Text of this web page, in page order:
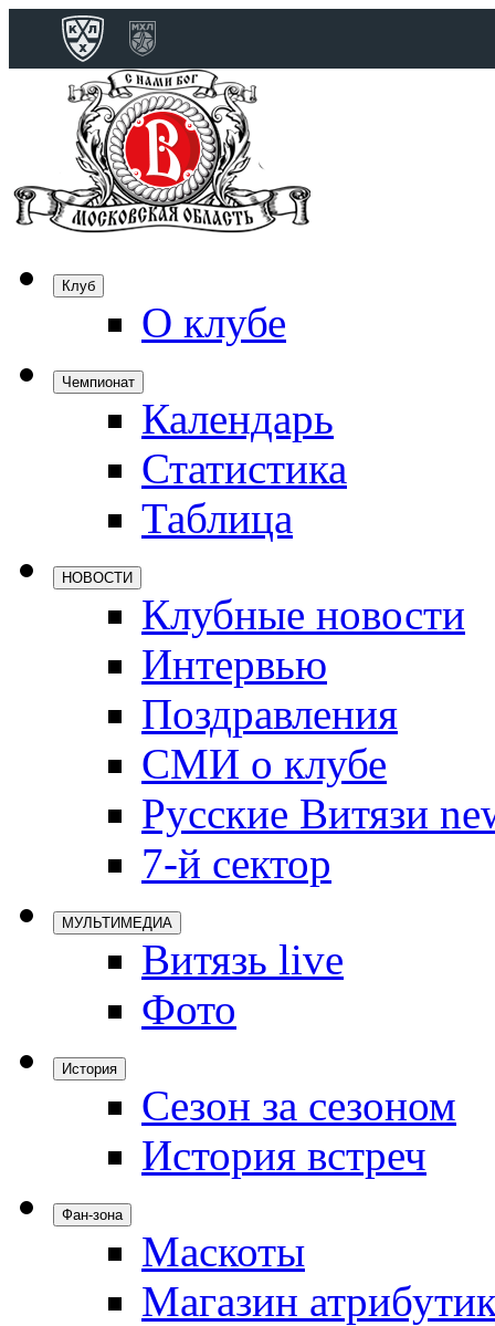
Клуб
О клубе
Чемпионат
Календарь
Статистика
Таблица
НОВОСТИ
Клубные новости
Интервью
Поздравления
СМИ о клубе
Русские Витязи
7-й сектор
МУЛЬТИМЕДИА
Витязь live
Фото
История
Сезон за сезоном
История встреч
Фан-зона
Маскоты
Магазин